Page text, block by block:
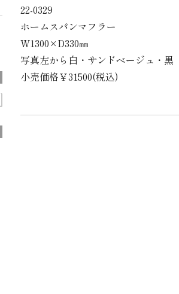
22-0329
ホームスパンマフラー
W1300×D330㎜
写真左から白・サンドベージュ・黒
小売価格￥31500(税込)